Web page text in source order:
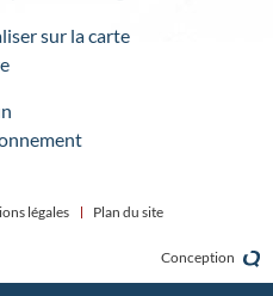
sur la carte
légales Plan du site
Conception